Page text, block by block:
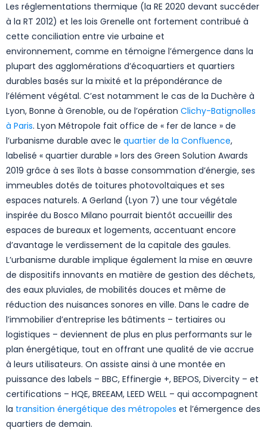
Les réglementations thermique (la RE 2020 devant succéder
à la RT 2012) et les lois Grenelle ont fortement contribué à
cette conciliation entre vie urbaine et
environnement, comme en témoigne l’émergence dans la
plupart des agglomérations d’écoquartiers et quartiers
durables basés sur la mixité et la prépondérance de
l’élément végétal. C’est notamment le cas de la Duchère à
Lyon, Bonne à Grenoble, ou de l’opération Clichy-Batignolles
à Paris. Lyon Métropole fait office de « fer de lance » de
l’urbanisme durable avec le quartier de la Confluence,
labelisé « quartier durable » lors des Green Solution Awards
2019 grâce à ses îlots à basse consommation d’énergie, ses
immeubles dotés de toitures photovoltaïques et ses
espaces naturels. A Gerland (Lyon 7) une tour végétale
inspirée du Bosco Milano pourrait bientôt accueillir des
espaces de bureaux et logements, accentuant encore
d’avantage le verdissement de la capitale des gaules.
L’urbanisme durable implique également la mise en œuvre
de dispositifs innovants en matière de gestion des déchets,
des eaux pluviales, de mobilités douces et même de
réduction des nuisances sonores en ville. Dans le cadre de
l’immobilier d’entreprise les bâtiments – tertiaires ou
logistiques – deviennent de plus en plus performants sur le
plan énergétique, tout en offrant une qualité de vie accrue
à leurs utilisateurs. On assiste ainsi à une montée en
puissance des labels – BBC, Effinergie +, BEPOS, Divercity – et
certifications – HQE, BREEAM, LEED WELL – qui accompagnent
la transition énergétique des métropoles et l’émergence des
quartiers de demain.